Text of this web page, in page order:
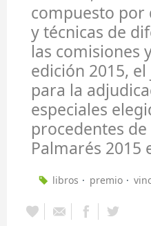
compuesto por
y técnicas de
las comisiones
edición 2015,
para la
especiales
procedentes
Palmarés 2015
libros premio